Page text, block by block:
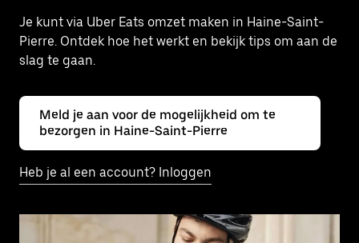
Je kunt via Uber Eats omzet maken in Haine-Saint-
Pierre. Ontdek hoe het werkt en bekijk tips om aan de
slag te gaan.
Meld je aan voor de mogelijkheid om te
bezorgen in Haine-Saint-Pierre
Heb je al een account? Inloggen